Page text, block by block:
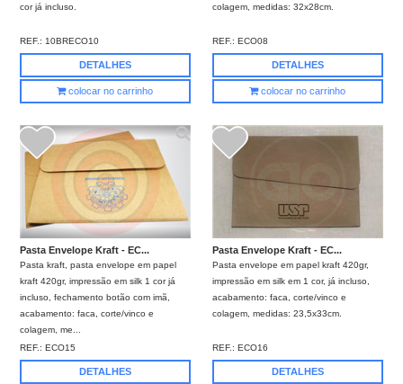
cor já incluso.
REF.: 10BRECO10
DETALHES
colocar no carrinho
colagem, medidas: 32x28cm.
REF.:ECO08
DETALHES
colocar no carrinho
Pasta Envelope Kraft - EC...
Pasta kraft, pasta envelope em papel
kraft 420gr, impressão em silk 1 cor já
incluso, fechamento botão com imã,
acabamento: faca, corte/vinco e
colagem, me...
REF.:ECO15
DETALHES
Pasta Envelope Kraft - EC...
Pasta envelope em papel kraft 420gr,
impressão em silk em 1 cor, já incluso,
acabamento: faca, corte/vinco e
colagem, medidas: 23,5x33cm.
REF.:ECO16
DETALHES